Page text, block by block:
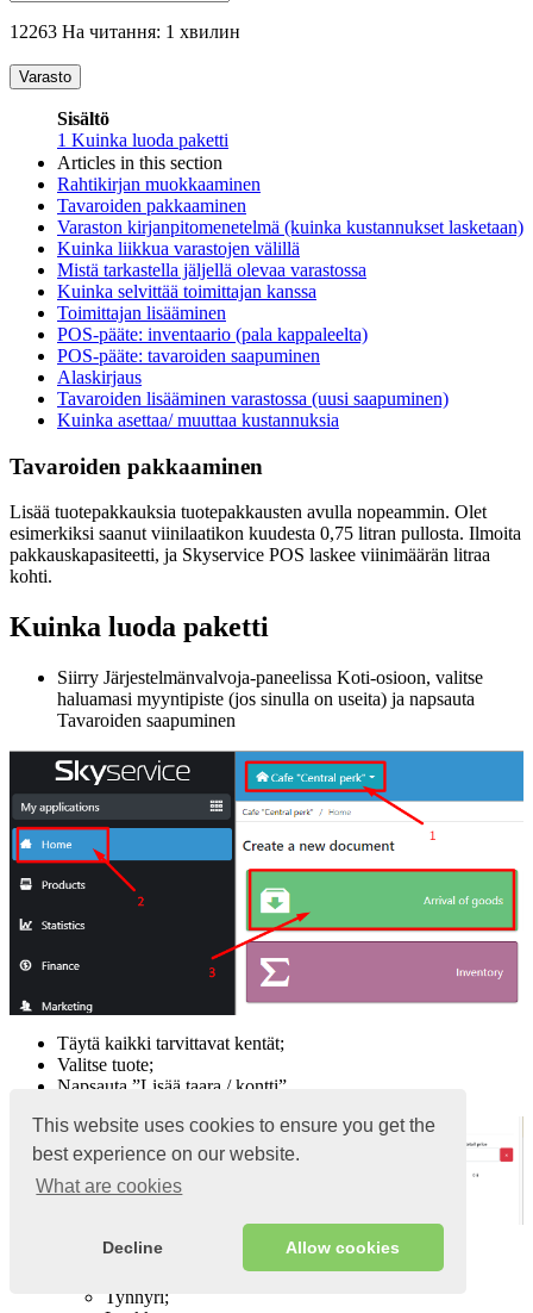
This website uses cookies to ensure you get the
best experience on our website.
What are cookies
Decline Allow cookies
12263 На читання: 1 хвилин
Varasto
Sisältö
1 Kuinka luoda paketti
Articles in this section
Rahtikirjan muokkaaminen
Tavaroiden pakkaaminen
Varaston kirjanpitomenetelmä (kuinka kustannukset lasketaan)
Kuinka liikkua varastojen välillä
Mistä tarkastella jäljellä olevaa varastossa
Kuinka selvittää toimittajan kanssa
Toimittajan lisääminen
POS-pääte: inventaario (pala kappaleelta)
POS-pääte: tavaroiden saapuminen
Alaskirjaus
Tavaroiden lisääminen varastossa (uusi saapuminen)
Kuinka asettaa/ muuttaa kustannuksia
Tavaroiden pakkaaminen
Lisää tuotepakkauksia tuotepakkausten avulla nopeammin. Olet
esimerkiksi saanut viinilaatikon kuudesta 0,75 litran pullosta. Ilmoita
pakkauskapasiteetti, ja Skyservice POS laskee viinimäärän litraa
kohti.
Kuinka luoda paketti
Siirry Järjestelmänvalvoja-paneelissa Koti-osioon, valitse
haluamasi myyntipiste (jos sinulla on useita) ja napsauta
Tavaroiden saapuminen
Täytä kaikki tarvittavat kentät;
Valitse tuote;
Napsauta ”Lisää taara / kontti”
Valitse kontin tyyppi:
Tynnyri;